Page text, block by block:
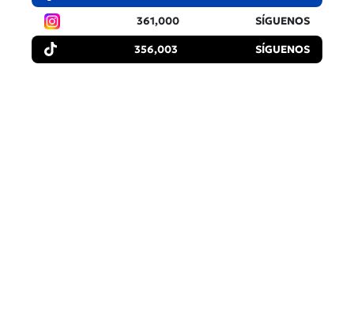
361,000 SÍGUENOS
356,003 SÍGUENOS